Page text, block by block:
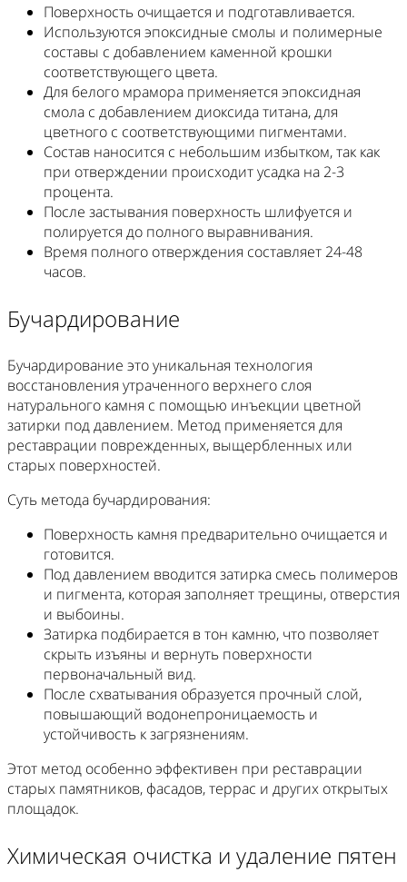
Поверхность очищается и подготавливается.
Используются эпоксидные смолы и полимерные
составы с добавлением каменной крошки
соответствующего цвета.
Для белого мрамора применяется эпоксидная
смола с добавлением диоксида титана, для
цветного с соответствующими пигментами.
Состав наносится с небольшим избытком, так как
при отверждении происходит усадка на 2-3
процента.
После застывания поверхность шлифуется и
полируется до полного выравнивания.
Время полного отверждения составляет 24-48
часов.
Бучардирование
Бучардирование это уникальная технология
восстановления утраченного верхнего слоя
натурального камня с помощью инъекции цветной
затирки под давлением. Метод применяется для
реставрации поврежденных, выщербленных или
старых поверхностей.
Суть метода бучардирования:
Поверхность камня предварительно очищается и
готовится.
Под давлением вводится затирка смесь полимеров
и пигмента, которая заполняет трещины, отверстия
и выбоины.
Затирка подбирается в тон камню, что позволяет
скрыть изъяны и вернуть поверхности
первоначальный вид.
После схватывания образуется прочный слой,
повышающий водонепроницаемость и
устойчивость к загрязнениям.
Этот метод особенно эффективен при реставрации
старых памятников, фасадов, террас и других открытых
площадок.
Химическая очистка и удаление пятен